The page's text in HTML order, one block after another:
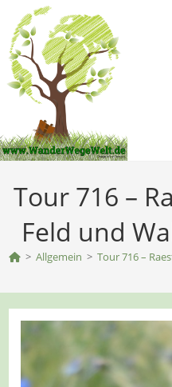
Inhalt
springen
Tour 716 –
Feld und
> Allgemein > Tour 716 –